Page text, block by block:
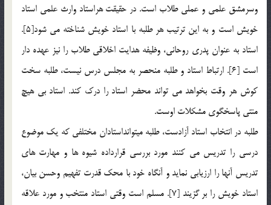
وسرمشق علمي و عملي طلاب است. در حقيقت هراستاد وارث علمي استاد
خويش است و به اين ترتيب هر طلبه با استاد خويش شناخته مي شود[5].
استاد به عنوان پدري روحاني، وظيفه هدايت اخلاقي طلاب را نيز عهده دار
است [6]. ارتباط استاد و طلبه منحصر به مجلس درس نيست، طلبه سخت
کوش هر وقت بخواهد مي تواند محضر استاد را درک کند. استاد بي هيچ
منتي پاسخگوي مشکلات اوست.
طلبه در انتخاب استاد آزادست، طلبه ميتوانداستادان مختلفي که يک موضوع
درسي را تدريس مي کنند مورد بررسي قرارداده شيوه ها و مهارت هاي
تدريس آنها را ارزيابي نمايد و آنگاه خود با محک قدرت تفهيم وحسن بيان،
استاد خويش را بر گزيند [7]. مسلم است وقتي استاد منتخب و مورد علاقه